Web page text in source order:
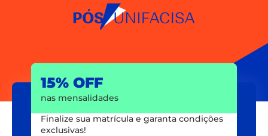
15% OFF
nas mensalidades
Finalize sua matrícula e garanta condições
exclusivas!